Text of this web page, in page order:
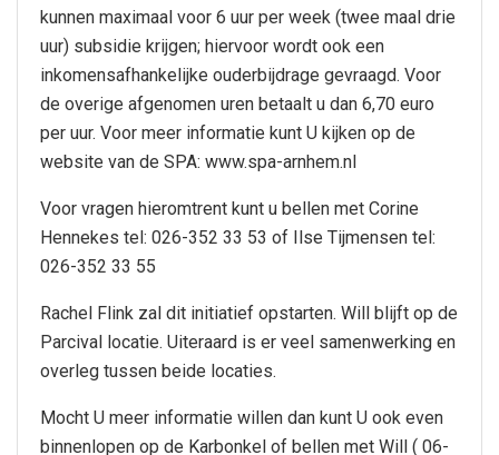
kunnen maximaal voor 6 uur per week (twee maal drie
uur) subsidie krijgen; hiervoor wordt ook een
inkomensafhankelijke ouderbijdrage gevraagd. Voor
de overige afgenomen uren betaalt u dan 6,70 euro
per uur. Voor meer informatie kunt U kijken op de
website van de SPA: www.spa-arnhem.nl
Voor vragen hieromtrent kunt u bellen met Corine
Hennekes tel: 026-352 33 53 of Ilse Tijmensen tel:
026-352 33 55
Rachel Flink zal dit initiatief opstarten. Will blijft op de
Parcival locatie. Uiteraard is er veel samenwerking en
overleg tussen beide locaties.
Mocht U meer informatie willen dan kunt U ook even
binnenlopen op de Karbonkel of bellen met Will ( 06-